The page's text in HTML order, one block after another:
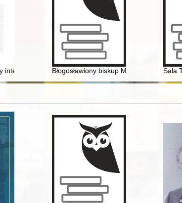
inteligentne robią wrażenie przemądrzałych
Błogosławiony biskup Michał Kozal Sala